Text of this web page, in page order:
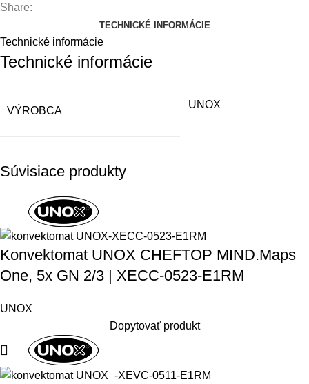
Share:
TECHNICKÉ INFORMÁCIE
Technické informácie
Technické informácie
VÝROBCA
UNOX
Súvisiace produkty
Konvektomat UNOX CHEFTOP MIND.Maps
One, 5x GN 2/3 | XECC-0523-E1RM
UNOX
Dopytovať produkt